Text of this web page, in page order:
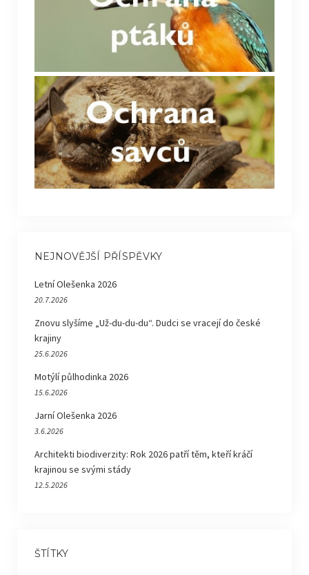
NEJNOVĚJŠÍ PŘÍSPĚVKY
Letní Olešenka 2026
20.7.2026
Znovu slyšíme „Už-du-du-du“. Dudci se vracejí do české
krajiny
25.6.2026
Motýlí půlhodinka 2026
15.6.2026
Jarní Olešenka 2026
3.6.2026
Architekti biodiverzity: Rok 2026 patří těm, kteří kráčí
krajinou se svými stády
12.5.2026
ŠTÍTKY